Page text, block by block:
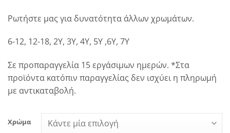
Ρωτήστε μας για δυνατότητα άλλων χρωμάτων.
6-12, 12-18, 2Υ, 3Υ, 4Υ, 5Υ ,6Υ, 7Υ
Σε προπαραγγελία 15 εργάσιμων ημερών. *Στα
προϊόντα κατόπιν παραγγελίας δεν ισχύει η πληρωμή
με αντικαταβολή.
Χρώμα